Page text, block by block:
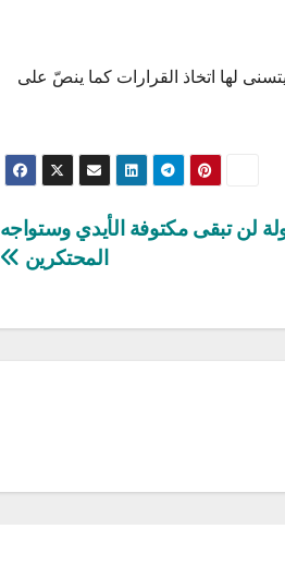
لها اتخاذ القرارات كما ينصّ على
لن تبقى مكتوفة الأيدي وستواجه
المحتكرين